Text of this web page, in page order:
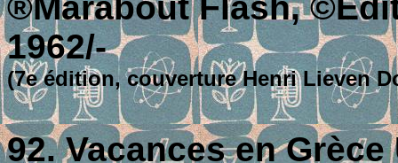
1962/-
(7e édition, couverture Henri Lieven
92. Vacances en